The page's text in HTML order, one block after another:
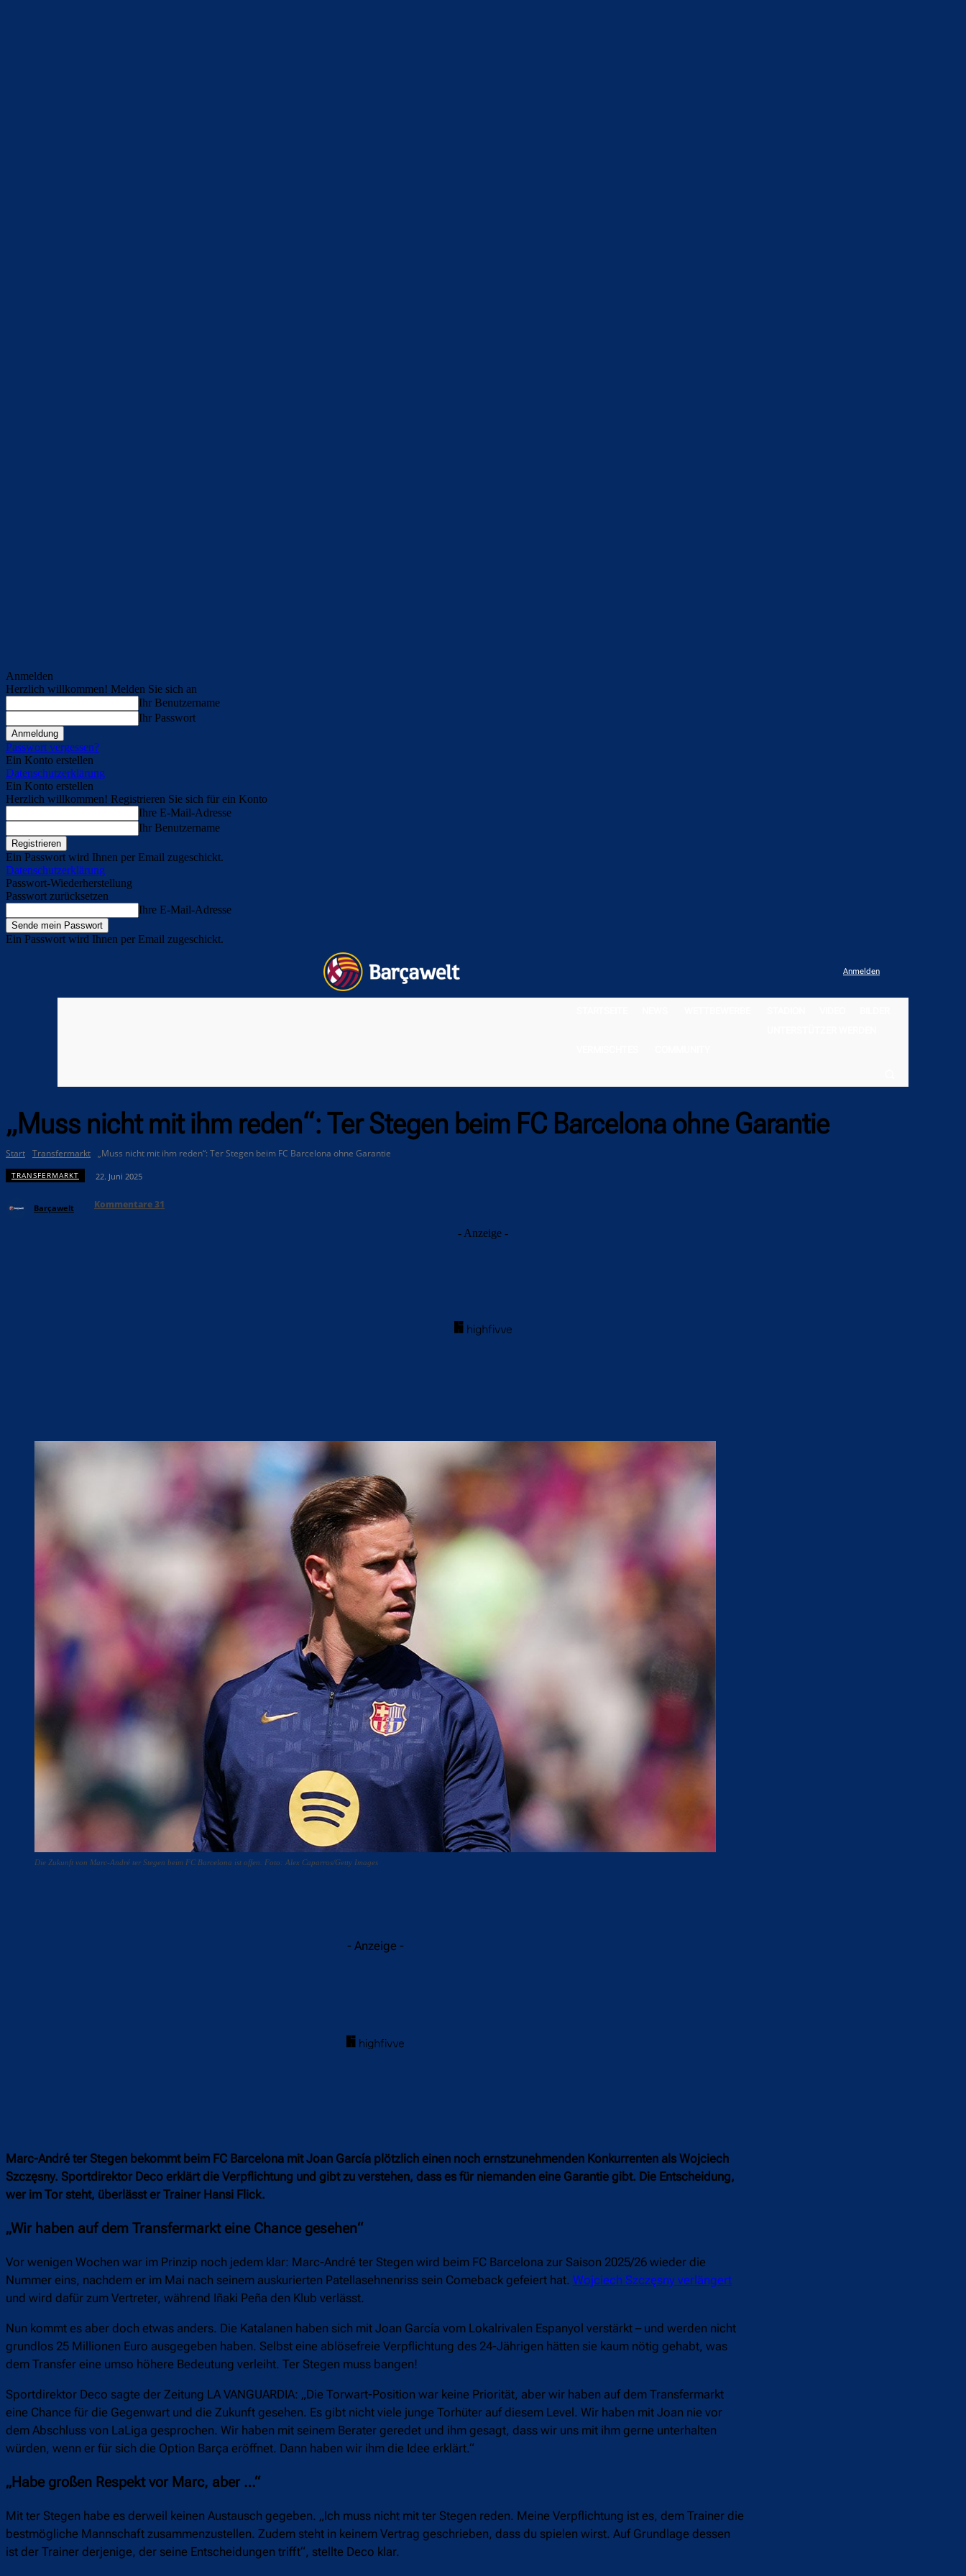
Anmelden
Herzlich willkommen! Melden Sie sich an
Ihr Benutzername
Ihr Passwort
Passwort vergessen?
Ein Konto erstellen
Datenschutzerklärung
Ein Konto erstellen
Herzlich willkommen! Registrieren Sie sich für ein Konto
Ihre E-Mail-Adresse
Ihr Benutzername
Ein Passwort wird Ihnen per Email zugeschickt.
Datenschutzerklärung
Passwort-Wiederherstellung
Passwort zurücksetzen
Ihre E-Mail-Adresse
Ein Passwort wird Ihnen per Email zugeschickt.
Anmelden
„Muss nicht mit ihm reden“: Ter Stegen beim FC Barcelona ohne Garantie
Start Transfermarkt „Muss nicht mit ihm reden“: Ter Stegen beim FC Barcelona ohne Garantie
TRANSFERMARKT 22. Juni 2025
Barçawelt Kommentare31
- Anzeige -
Die Zukunft von Marc-André ter Stegen beim FC Barcelona ist offen. Foto: Alex Caparros/Getty Images
- Anzeige -
Marc-André ter Stegen bekommt beim FC Barcelona mit Joan García plötzlich einen noch ernstzunehmenden Konkurrenten als Wojciech
Szczęsny. Sportdirektor Deco erklärt die Verpflichtung und gibt zu verstehen, dass es für niemanden eine Garantie gibt. Die Entscheidung,
wer im Tor steht, überlässt er Trainer Hansi Flick.
„Wir haben auf dem Transfermarkt eine Chance gesehen“
Vor wenigen Wochen war im Prinzip noch jedem klar: Marc-André ter Stegen wird beim FC Barcelona zur Saison 2025/26 wieder die
Nummer eins, nachdem er im Mai nach seinem auskurierten Patellasehnenriss sein Comeback gefeiert hat. Wojciech Szczęsny verlängert
und wird dafür zum Vertreter, während Iñaki Peña den Klub verlässt.
Nun kommt es aber doch etwas anders. Die Katalanen haben sich mit Joan García vom Lokalrivalen Espanyol verstärkt – und werden nicht
grundlos 25 Millionen Euro ausgegeben haben. Selbst eine ablösefreie Verpflichtung des 24-Jährigen hätten sie kaum nötig gehabt, was
dem Transfer eine umso höhere Bedeutung verleiht. Ter Stegen muss bangen!
Sportdirektor Deco sagte der Zeitung LA VANGUARDIA: „Die Torwart-Position war keine Priorität, aber wir haben auf dem Transfermarkt
eine Chance für die Gegenwart und die Zukunft gesehen. Es gibt nicht viele junge Torhüter auf diesem Level. Wir haben mit Joan nie vor
dem Abschluss von LaLiga gesprochen. Wir haben mit seinem Berater geredet und ihm gesagt, dass wir uns mit ihm gerne unterhalten
würden, wenn er für sich die Option Barça eröffnet. Dann haben wir ihm die Idee erklärt.“
„Habe großen Respekt vor Marc, aber …“
Mit ter Stegen habe es derweil keinen Austausch gegeben. „Ich muss nicht mit ter Stegen reden. Meine Verpflichtung ist es, dem Trainer die
bestmögliche Mannschaft zusammenzustellen. Zudem steht in keinem Vertrag geschrieben, dass du spielen wirst. Auf Grundlage dessen
ist der Trainer derjenige, der seine Entscheidungen trifft“, stellte Deco klar.